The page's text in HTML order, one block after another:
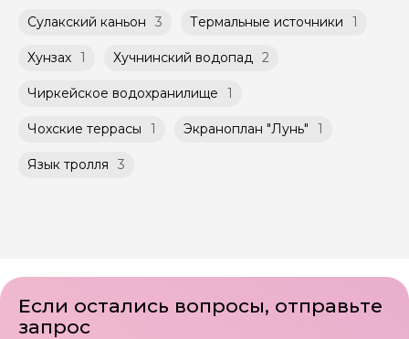
Сулакский каньон 3 Термальные источники 1
Хунзах 1 Хучнинский водопад 2
Чиркейское водохранилище 1
Чохские террасы 1 Экраноплан "Лунь" 1
Язык тролля 3
Если остались вопросы, отправьте
запрос